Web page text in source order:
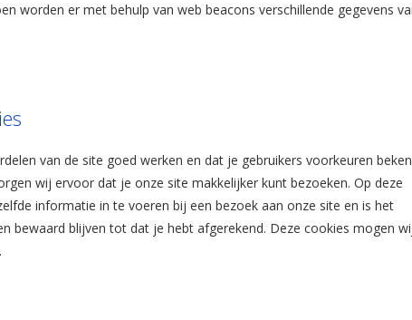
worden er met behulp van web beacons verschillende gegevens
van de site goed werken en dat je gebruikers voorkeuren
wij ervoor dat je onze site makkelijker kunt bezoeken. Op deze
informatie in te voeren bij een bezoek aan onze site en is het
bewaard blijven tot dat je hebt afgerekend. Deze cookies mogen